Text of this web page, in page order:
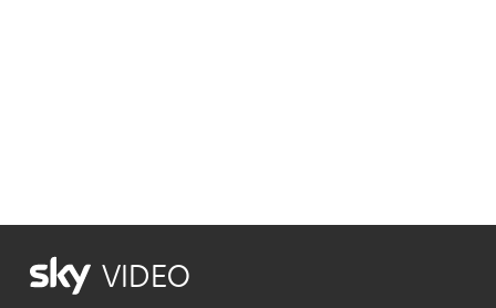
VIDEO